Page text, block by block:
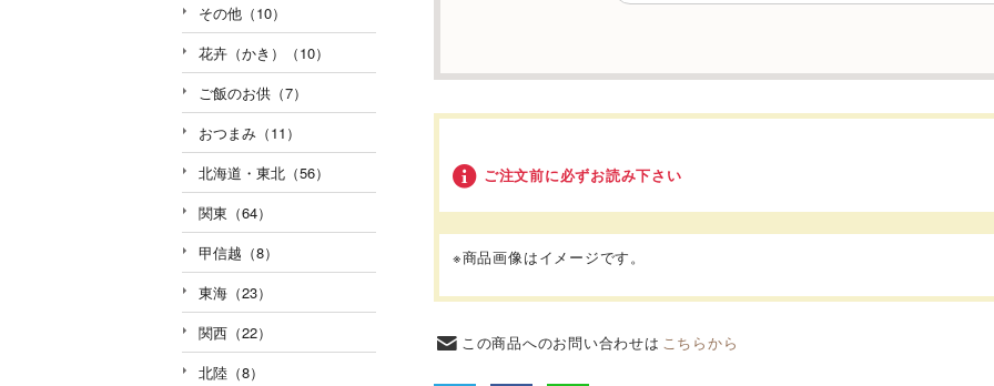
ご注文前に必ずお読み下さい
※商品画像はイメージです。
この商品へのお問い合わせは こちらから
その他（10）
花卉（かき）（10）
ご飯のお供（7）
おつまみ（11）
北海道・東北（56）
関東（64）
甲信越（8）
東海（23）
関西（22）
北陸（8）